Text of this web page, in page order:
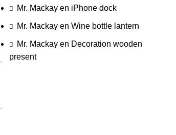
Mr. Mackayen iPhone dock
Mr. Mackayen Wine bottle lantern
Mr. Mackayen Decoration wooden
present